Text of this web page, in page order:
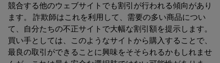
競合する他のウェブサイトでも割引が行われる傾向があり
ます。 詐欺師はこれを利用して、需要の多い商品につい
て、自分たちの不正サイトで大幅な割引額を提示します。
買い手としては、このようなサイトから購入することで、
最良の取引ができることに興味をそそられるかもしれませ